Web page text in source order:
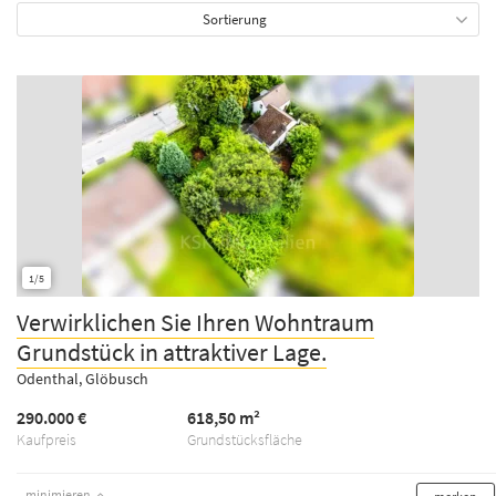
Sortierung
1/5
Verwirklichen Sie Ihren Wohntraum
Grundstück in attraktiver Lage.
Odenthal, Glöbusch
Kaufpreis
290.000 €
Grundstücksfläche
618,50 m²